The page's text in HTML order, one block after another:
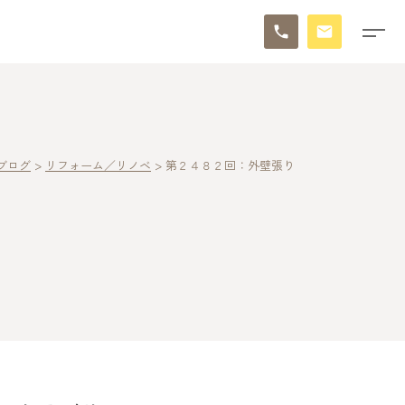
ログ > リフォーム／リノベ > 第２４８２回：外壁張り